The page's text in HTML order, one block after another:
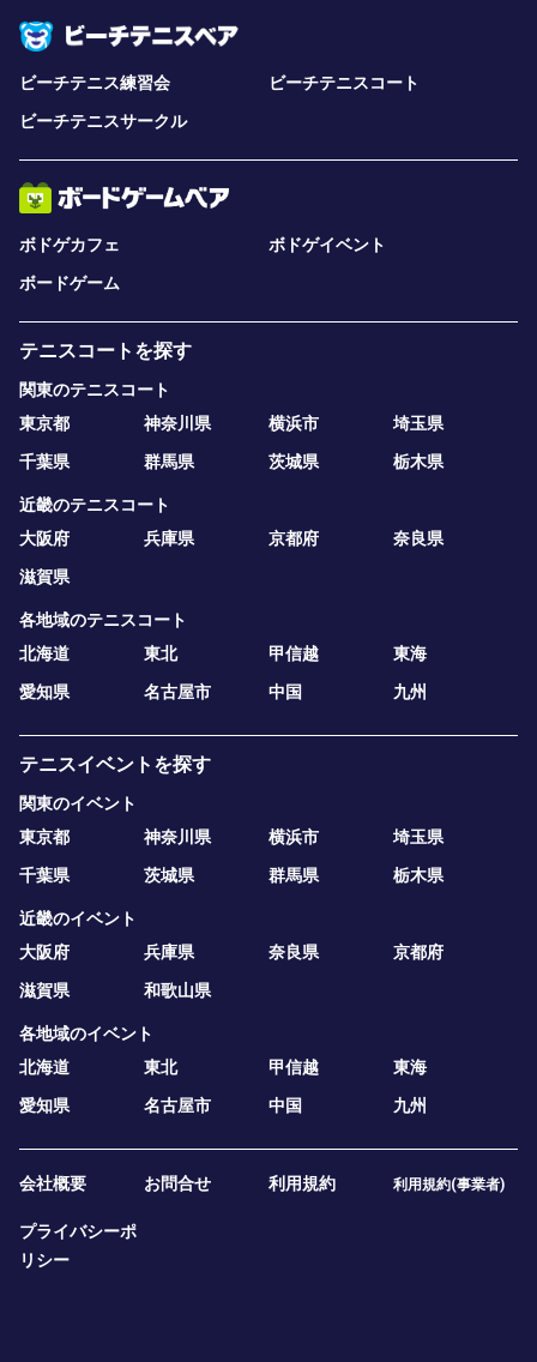
ビーチテニス練習会
ビーチテニスコート
ビーチテニスサークル
ボドゲカフェ
ボドゲイベント
ボードゲーム
テニスコートを探す
関東のテニスコート
東京都
神奈川県 横浜市
埼玉県
千葉県
群馬県 茨城県 栃木県
近畿のテニスコート
大阪府
兵庫県 京都府
奈良県
滋賀県
各地域のテニスコート
北海道
東北 甲信越
東海
愛知県
名古屋市 中国 九州
テニスイベントを探す
関東のイベント
東京都
神奈川県 横浜市
埼玉県
千葉県
茨城県 群馬県 栃木県
近畿のイベント
大阪府
兵庫県 奈良県
京都府
滋賀県
和歌山県
各地域のイベント
北海道
東北 甲信越
東海
愛知県
名古屋市 中国 九州
会社概要 お問合せ 利用規約 利用規約(事業者)
プライバシーポ
リシー